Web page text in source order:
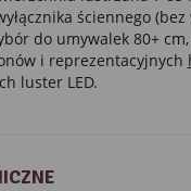
ściennego
do umywalek 80+
i reprezentacyjnych
luster LED.